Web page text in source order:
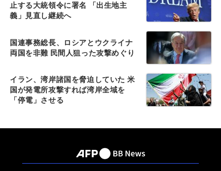
止する大統領令に署名 「出生地主
義」見直し継続へ
国連事務総長、ロシアとウクライナ
両国を非難 民間人狙った攻撃めぐり
イラン、湾岸諸国を脅迫していた 米
国が発電所攻撃すれば湾岸全域を
「停電」させる